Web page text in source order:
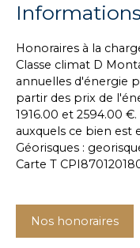
Honoraires à la
Classe climat D
annuelles d'énergie
partir des prix de
1916.00 et 2594.00
auxquels ce bien est
Géorisques :
Carte T
Nos honoraires